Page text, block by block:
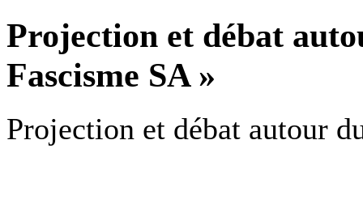
Projection et débat
Fascisme SA »
Projection et débat autour